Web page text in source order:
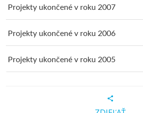
Projekty ukončené v roku 2007
Projekty ukončené v roku 2006
Projekty ukončené v roku 2005